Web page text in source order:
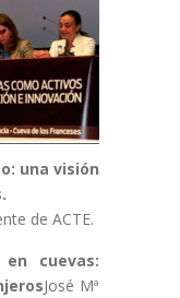
una visión
de ACTE.
en cuevas:
José Mª